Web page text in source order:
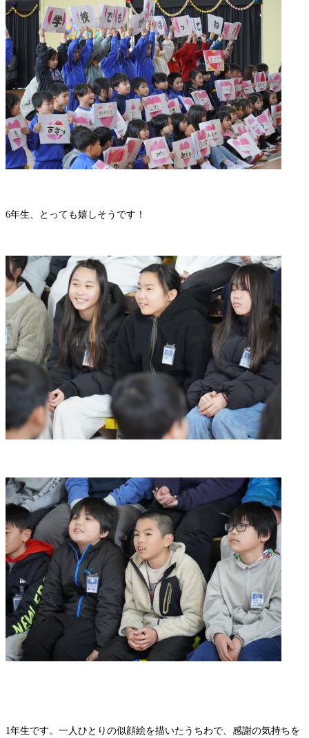
6年生、とっても嬉しそうです！
1年生です。一人ひとりの似顔絵を描いたうちわで、感謝の気持ちを